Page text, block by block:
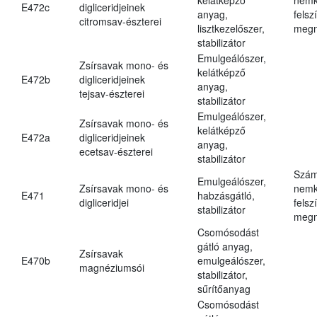
E472c
digliceridjeinek
citromsav-észterei
anyag,
lisztkezelőszer,
stabilizátor
E472b
Zsírsavak mono- és
digliceridjeinek
tejsav-észterei
Emulgeálószer,
kelátképző
anyag,
stabilizátor
E472a
Zsírsavak mono- és
digliceridjeinek
ecetsav-észterei
Emulgeálószer,
kelátképző
anyag,
stabilizátor
E471
Zsírsavak mono- és
digliceridjei
Emulgeálószer,
habzásgátló,
stabilizátor
E470b
Zsírsavak
magnéziumsói
Csomósodást
gátló anyag,
emulgeálószer,
stabilizátor,
sűrítőanyag
Csomósodást